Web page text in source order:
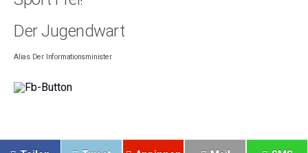
Der Jugendwart
Alias Der Informationsminister